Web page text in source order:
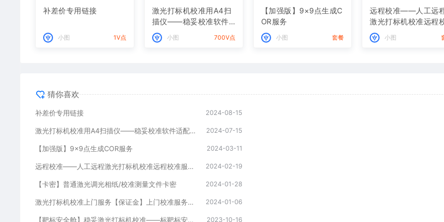
补差价专用链接
小图 1V点
激光打标机校准用A4扫
描仪——稳妥校准软件
适配，专业调校，精度
更高
小图 700V点
【加强版】9×9点生成C
OR服务
小图 套餐
远程校准——人工远
激光打标机校准远程
准服务（多点校准）
小图
猜你喜欢
补差价专用链接 2024-08-15
激光打标机校准用A4扫描仪——稳妥校准软件适配，专业调校，精度更高 2024-07-15
【加强版】9×9点生成COR服务 2024-03-11
远程校准——人工远程激光打标机校准远程校准服务（多点校准） 2024-02-19
【卡密】普通激光调光相纸/校准测量文件卡密 2024-01-28
激光打标机校准上门服务【保证金】上门校准服务全国招商城市服务招商 2024-01-06
【靶标安全舱】稳妥激光打标机校准——标靶标安全舱 2023-10-16